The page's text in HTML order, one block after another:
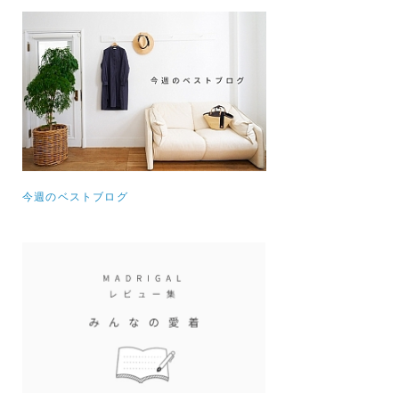
今週のベストブログ